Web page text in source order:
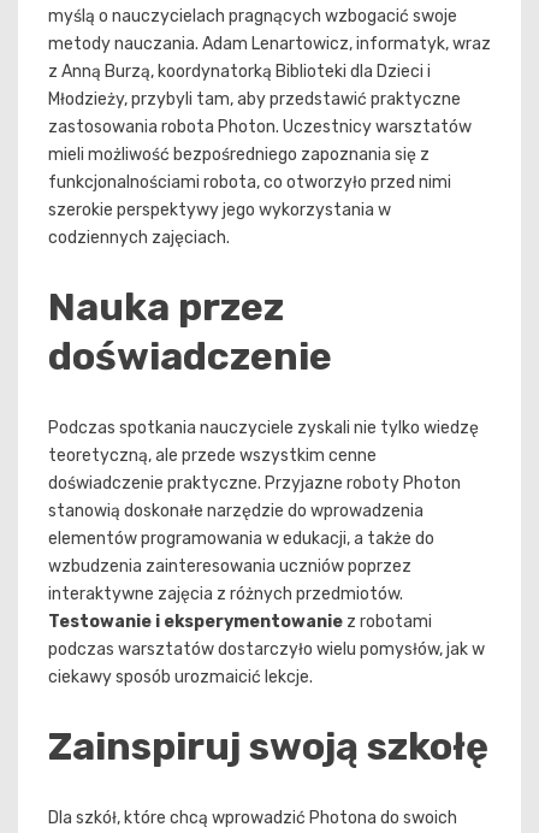
myślą o nauczycielach pragnących wzbogacić swoje
metody nauczania. Adam Lenartowicz, informatyk, wraz
z Anną Burzą, koordynatorką Biblioteki dla Dzieci i
Młodzieży, przybyli tam, aby przedstawić praktyczne
zastosowania robota Photon. Uczestnicy warsztatów
mieli możliwość bezpośredniego zapoznania się z
funkcjonalnościami robota, co otworzyło przed nimi
szerokie perspektywy jego wykorzystania w
codziennych zajęciach.
Nauka przez
doświadczenie
Podczas spotkania nauczyciele zyskali nie tylko wiedzę
teoretyczną, ale przede wszystkim cenne
doświadczenie praktyczne. Przyjazne roboty Photon
stanowią doskonałe narzędzie do wprowadzenia
elementów programowania w edukacji, a także do
wzbudzenia zainteresowania uczniów poprzez
interaktywne zajęcia z różnych przedmiotów.
Testowanie i eksperymentowanie z robotami
podczas warsztatów dostarczyło wielu pomysłów, jak w
ciekawy sposób urozmaicić lekcje.
Zainspiruj swoją szkołę
Dla szkół, które chcą wprowadzić Photona do swoich